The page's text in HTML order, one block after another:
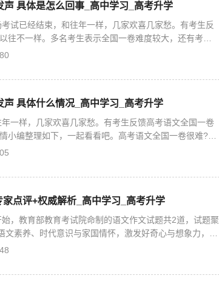
具体是怎么回事_高中学习_高考升学
试已经结束，和往年一样，几家欢喜几家愁。有考生反
往不一样。多名考生表示全国一卷难度较大，还有考生
具体什么情况_高中学习_高考升学
一样，几家欢喜几家愁。有考生反馈高考语文全国一卷
小编整理如下，一起看看吧。高考语文全国一卷很难?多
点评+权威解析_高中学习_高考升学
，教育部教育考试院命制的语文作文试题共2道，试题聚
文素养、时代意识与家国情怀，激发好奇心与想象力，鼓